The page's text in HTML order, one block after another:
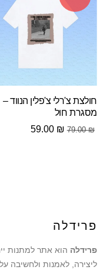
חולצת צ'רלי צ'פלין הנווד –
מסגרת חול
79.00₪
המחיר
59.00 ₪
פרידלה
פרידלה הוא אתר למתנות
ליצירה, לאמנות ולחשיבה על